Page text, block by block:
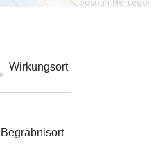
Wirkungsort
Begräbnisort